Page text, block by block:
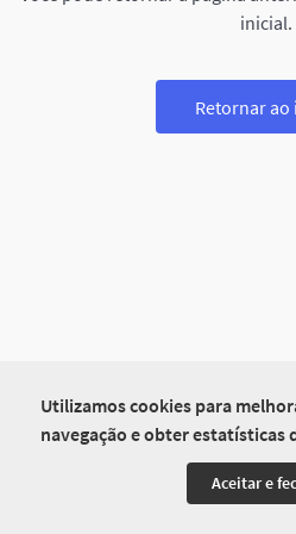
Utilizamos cookies para
navegação e obter estatísticas
Aceitar e
inicial.
Retornar ao